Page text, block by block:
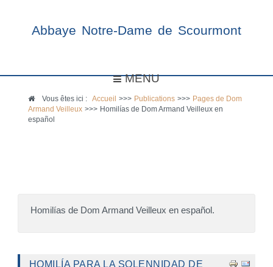
Abbaye Notre-Dame de Scourmont
MENU
Vous êtes ici :Accueil >>> Publications >>> Pages de Dom
Armand Veilleux >>> Homilías de Dom Armand Veilleux en
español
Homilías de Dom Armand Veilleux en español.
HOMILÍA PARA LA SOLENNIDAD DE